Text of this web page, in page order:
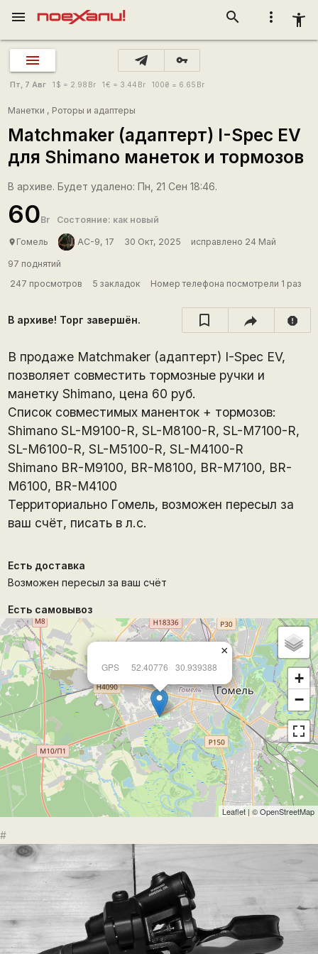
more_vert accessibility_new
search
menu
vpn_key
Пт, 7 Авг 1 $ = 2.98 Br 1€ = 3.44 Br 100₴ = 6.65 Br
Манетки , Роторы и адаптеры
Matchmaker (адаптерт) I-Spec EV
для Shimano манеток и тормозов
В архиве. Будет удалено: Пн, 21 Сен 18:46.
60Br Состояние: как новый
place Гомель AC-9, 17 30 Окт, 2025 исправлено 24 Май
97 поднятий
247 просмотров
5 закладок Номер телефона посмотрели 1 раз
В архиве! Торг завершён. report
В продаже Matchmaker (адаптерт) I-Spec EV,
позволяет совместить тормозные ручки и
манетку Shimano, цена 60 руб.
Список совместимых маненток + тормозов:
Shimano SL-M9100-R, SL-M8100-R, SL-M7100-R,
SL-M6100-R, SL-M5100-R, SL-M4100-R
Shimano BR-M9100, BR-M8100, BR-M7100, BR-
M6100, BR-M4100
Территориально Гомель, возможен пересыл за
ваш счёт, писать в л.с.
Есть доставка
Возможен пересыл за ваш счёт
Есть самовывоз
GPS 52.40776 30.939388
×
+
−
Leaflet | ©OpenStreetMap
#